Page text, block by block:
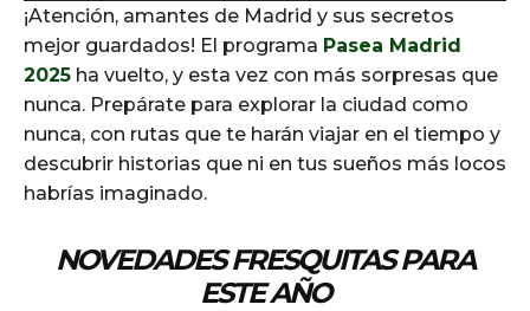
d
i
o
P
l
a
y
¡Atención, amantes de Madrid y sus secretos
mejor guardados! El programa Pasea Madrid
2025 ha vuelto, y esta vez con más sorpresas que
nunca. Prepárate para explorar la ciudad como
nunca, con rutas que te harán viajar en el tiempo y
descubrir historias que ni en tus sueños más locos
habrías imaginado.
NOVEDADES FRESQUITAS PARA
ESTE AÑO